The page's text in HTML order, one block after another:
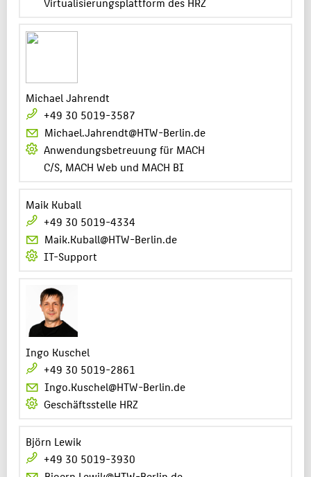
Michael Jahrendt
+49 30 5019-3587
Michael.Jahrendt@HTW-Berlin.de
Anwendungsbetreuung für MACH
C/S, MACH Web und MACH BI
Maik Kuball
+49 30 5019-4334
Maik.Kuball@HTW-Berlin.de
IT-Support
Ingo Kuschel
+49 30 5019-2861
Ingo.Kuschel@HTW-Berlin.de
Geschäftsstelle HRZ
Björn Lewik
+49 30 5019-3930